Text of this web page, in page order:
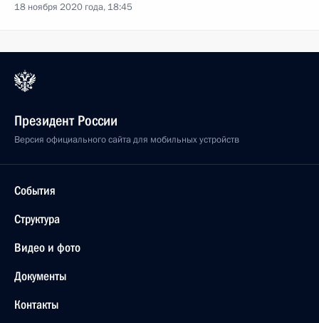
18 ноября 2020 года, 18:45
Президент России
Версия официального сайта для мобильных устройств
События
Структура
Видео и фото
Документы
Контакты